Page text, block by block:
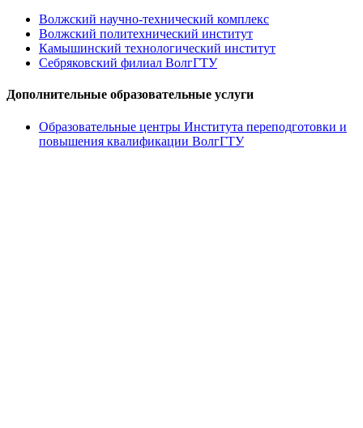
Волжский научно-технический комплекс
Волжский политехнический институт
Камышинский технологический институт
Себряковский филиал ВолгГТУ
Дополнительные образовательные услуги
Образовательные центры Института переподготовки и
повышения квалификации ВолгГТУ